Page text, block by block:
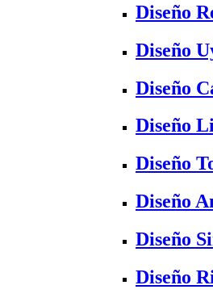
Diseño
Diseño
Diseño
Diseño
Diseño
Diseño
Diseño
Diseño